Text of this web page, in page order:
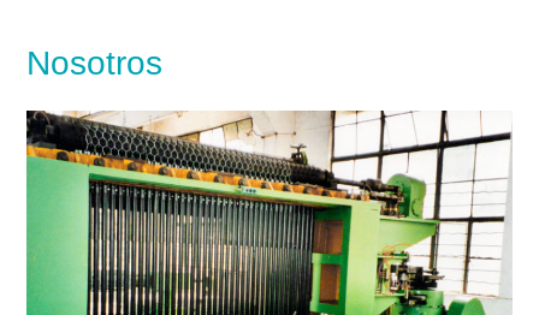
Nosotros